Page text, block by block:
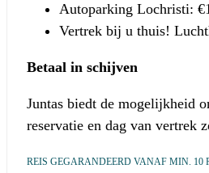
Autoparking Lochristi:
Vertrek bij u thuis!
Betaal in schijven
Juntas biedt de mogelijkheid
reservatie en dag van vertrek
REIS GEGARANDEERD VANAF MIN. 10